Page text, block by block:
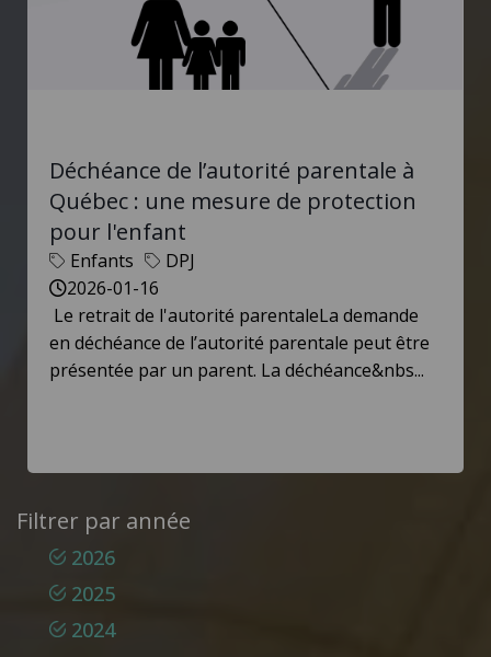
Déchéance de l’autorité parentale à
Québec : une mesure de protection
pour l'enfant
Enfants
DPJ
2026-01-16
Le retrait de l'autorité parentaleLa demande
en déchéance de l’autorité parentale peut être
présentée par un parent. La déchéance&nbs...
Filtrer par année
2026
2025
2024